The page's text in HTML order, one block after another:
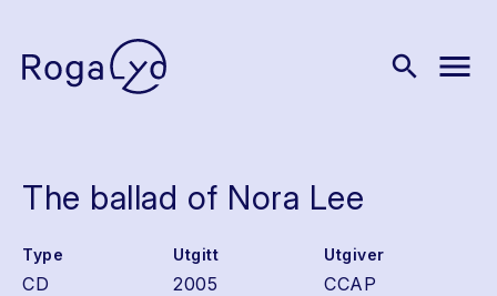
search menu
The ballad of Nora Lee
Type
CD
Utgitt
2005
Utgiver
CCAP